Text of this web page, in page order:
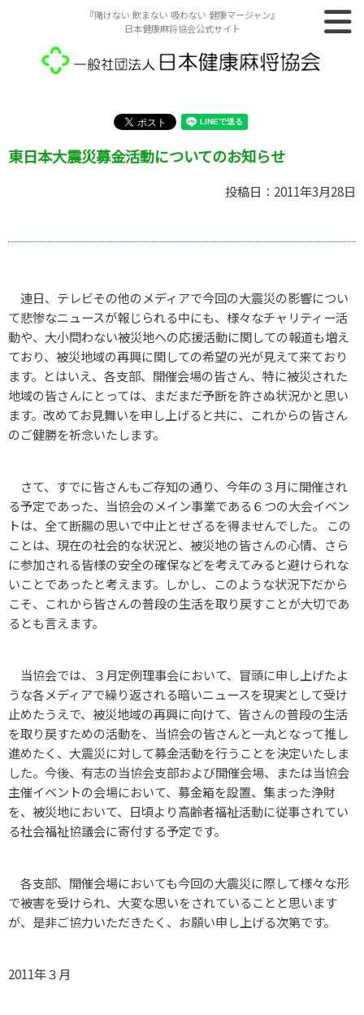
『賭けない 飲まない 吸わない 健康マージャン』
日本健康麻将協会公式サイト
東日本大震災募金活動についてのお知らせ
投稿日：2011年3月28日
連日、テレビその他のメディアで今回の大震災の影響につい
て悲惨なニュースが報じられる中にも、様々なチャリティー活
動や、大小問わない被災地への応援活動に関しての報道も増え
ており、被災地域の再興に関しての希望の光が見えて来ており
ます。とはいえ、各支部、開催会場の皆さん、特に被災された
地域の皆さんにとっては、まだまだ予断を許さぬ状況かと思い
ます。改めてお見舞いを申し上げると共に、これからの皆さん
のご健勝を祈念いたします。
さて、すでに皆さんもご存知の通り、今年の３月に開催され
る予定であった、当協会のメイン事業である６つの大会イベン
トは、全て断腸の思いで中止とせざるを得ませんでした。 この
ことは、現在の社会的な状況と、被災地の皆さんの心情、さら
に参加される皆様の安全の確保などを考えてみると避けられな
いことであったと考えます。しかし、このような状況下だから
こそ、これから皆さんの普段の生活を取り戻すことが大切であ
るとも言えます。
当協会では、３月定例理事会において、冒頭に申し上げたよ
うな各メディアで繰り返される暗いニュースを現実として受け
止めたうえで、被災地域の再興に向けて、皆さんの普段の生活
を取り戻すための活動を、当協会の皆さんと一丸となって推し
進めたく、大震災に対して募金活動を行うことを決定いたしま
した。今後、有志の当協会支部および開催会場、または当協会
主催イベントの会場において、募金箱を設置、集まった浄財
を、被災地において、日頃より高齢者福祉活動に従事されてい
る社会福祉協議会に寄付する予定です。
各支部、開催会場においても今回の大震災に際して様々な形
で被害を受けられ、大変な思いをされていることと思います
が、是非ご協力いただきたく、お願い申し上げる次第です。
2011年３月